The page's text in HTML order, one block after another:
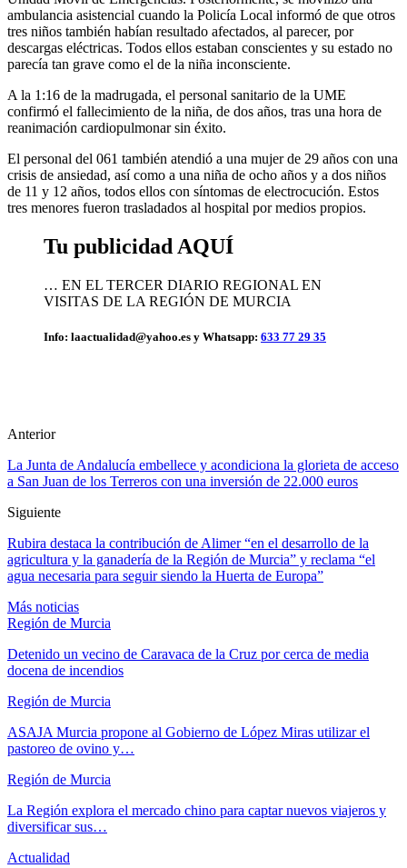
ambulancia asistencial cuando la Policía Local informó de que otros
tres niños también habían resultado afectados, al parecer, por
descargas eléctricas. Todos ellos estaban conscientes y su estado no
parecía tan grave como el de la niña inconsciente.
A la 1:16 de la madrugada, el personal sanitario de la UME
confirmó el fallecimiento de la niña, de dos años, tras una hora de
reanimación cardiopulmonar sin éxito.
El personal del 061 también atendió a una mujer de 29 años con una
crisis de ansiedad, así como a una niña de ocho años y a dos niños
de 11 y 12 años, todos ellos con síntomas de electrocución. Estos
tres menores fueron trasladados al hospital por medios propios.
Tu publicidad AQUÍ
… EN EL TERCER DIARIO REGIONAL EN
VISITAS DE LA REGIÓN DE MURCIA
Info: laactualidad@yahoo.es y Whatsapp: 633 77 29 35
Anterior
La Junta de Andalucía embellece y acondiciona la glorieta de acceso
a San Juan de los Terreros con una inversión de 22.000 euros
Siguiente
Rubira destaca la contribución de Alimer “en el desarrollo de la
agricultura y la ganadería de la Región de Murcia” y reclama “el
agua necesaria para seguir siendo la Huerta de Europa”
Más noticias
Región de Murcia
Detenido un vecino de Caravaca de la Cruz por cerca de media
docena de incendios
Región de Murcia
ASAJA Murcia propone al Gobierno de López Miras utilizar el
pastoreo de ovino y…
Región de Murcia
La Región explora el mercado chino para captar nuevos viajeros y
diversificar sus…
Actualidad